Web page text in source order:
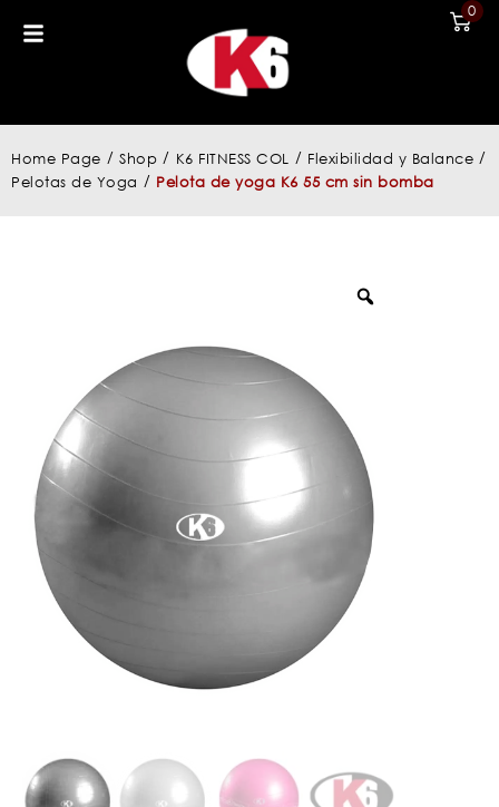
0
Home Page / Shop / K6 FITNESS COL / Flexibilidad y Balance /
Pelotas de Yoga / Pelota de yoga K6 55 cm sin bomba